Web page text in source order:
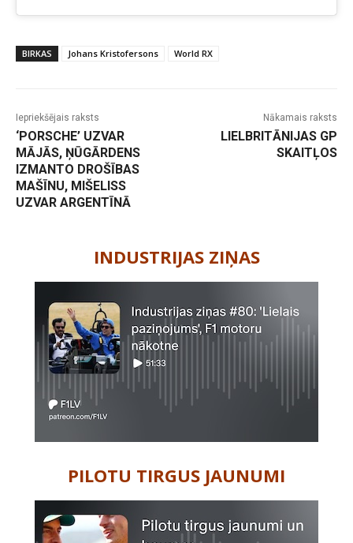
BIRKAS Johans Kristofersons World RX
Iepriekšējais raksts
‘PORSCHE’ UZVAR
MĀJĀS, ŅŪGĀRDENS
IZMANTO DROŠĪBAS
MAŠĪNU, MIŠELISS
UZVAR ARGENTĪNĀ
Nākamais raksts
LIELBRITĀNIJAS GP
SKAITĻOS
INDUSTRIJAS ZIŅAS
PILOTU TIRGUS JAUNUMI